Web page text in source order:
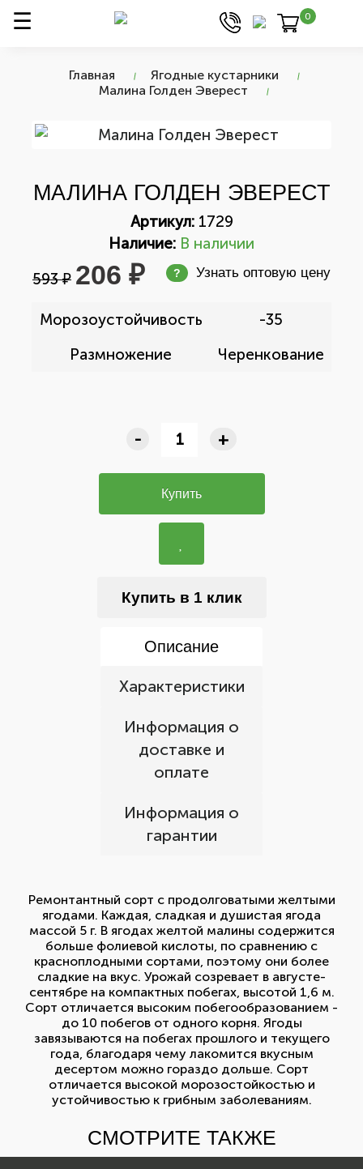
0
Главная
Ягодные кустарники
Малина Голден Эверест
МАЛИНА ГОЛДЕН ЭВЕРЕСТ
Артикул:1729
Наличие: В наличии
593 ₽ 206 ₽ ? Узнать оптовую цену
Морозоустойчивость
-35
Размножение
Черенкование
- +
Купить
Купить в 1 клик
Описание
Характеристики
Информация о
доставке и
оплате
Информация о
гарантии
Ремонтантный сорт с продолговатыми желтыми
ягодами. Каждая, сладкая и душистая ягода
массой 5 г. В ягодах желтой малины содержится
больше фолиевой кислоты, по сравнению с
красноплодными сортами, поэтому они более
сладкие на вкус. Урожай созревает в августе-
сентябре на компактных побегах, высотой 1,6 м.
Сорт отличается высоким побегообразованием -
до 10 побегов от одного корня. Ягоды
завязываются на побегах прошлого и текущего
года, благодаря чему лакомится вкусным
десертом можно гораздо дольше. Сорт
отличается высокой морозостойкостью и
устойчивостью к грибным заболеваниям.
СМОТРИТЕ ТАКЖЕ